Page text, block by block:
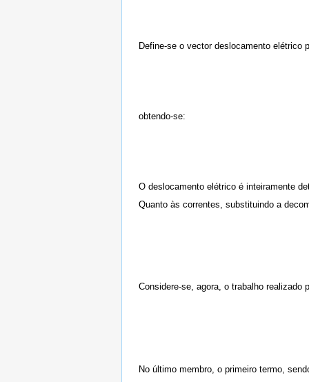
Define-se o vector deslocamento elétrico
obtendo-se:
O deslocamento elétrico é inteiramente
Quanto às correntes, substituindo a
Considere-se, agora, o trabalho realizado
No último membro, o primeiro termo,